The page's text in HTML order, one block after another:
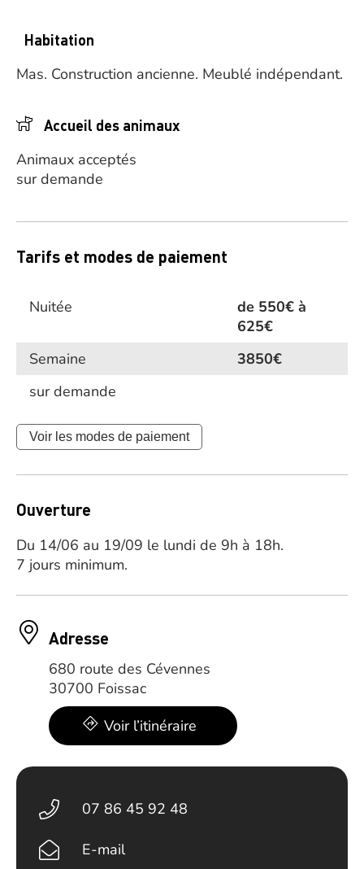
Habitation
Mas. Construction ancienne. Meublé indépendant.
Accueil des animaux
Animaux acceptés
sur demande
Tarifs et modes de paiement
Nuitée
de 550€ à
625€
Semaine
3850€
sur demande
Voir les modes de paiement
Ouverture
Du 14/06 au 19/09 le lundi de 9h à 18h.
7 jours minimum.
Adresse
680 route des Cévennes
30700 Foissac
Voir l’itinéraire
07 86 45 92 48
E-mail